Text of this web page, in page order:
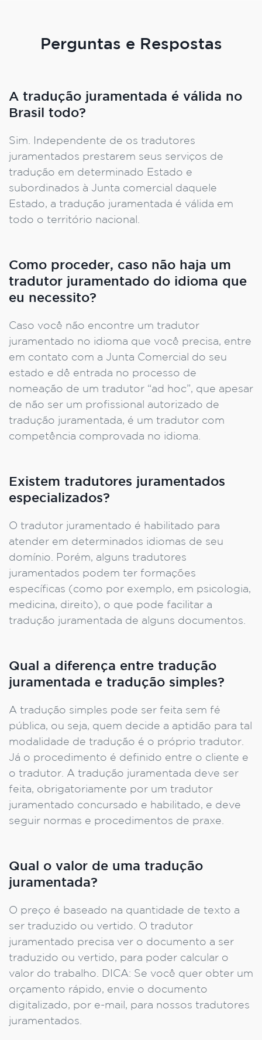
Perguntas e Respostas
A tradução juramentada é válida no
Brasil todo?
Sim. Independente de os tradutores
juramentados prestarem seus serviços de
tradução em determinado Estado e
subordinados à Junta comercial daquele
Estado, a tradução juramentada é válida em
todo o território nacional.
Como proceder, caso não haja um
tradutor juramentado do idioma que
eu necessito?
Caso você não encontre um tradutor
juramentado no idioma que você precisa, entre
em contato com a Junta Comercial do seu
estado e dê entrada no processo de
nomeação de um tradutor “ad hoc”, que apesar
de não ser um profissional autorizado de
tradução juramentada, é um tradutor com
competência comprovada no idioma.
Existem tradutores juramentados
especializados?
O tradutor juramentado é habilitado para
atender em determinados idiomas de seu
domínio. Porém, alguns tradutores
juramentados podem ter formações
específicas (como por exemplo, em psicologia,
medicina, direito), o que pode facilitar a
tradução juramentada de alguns documentos.
Qual a diferença entre tradução
juramentada e tradução simples?
A tradução simples pode ser feita sem fé
pública, ou seja, quem decide a aptidão para tal
modalidade de tradução é o próprio tradutor.
Já o procedimento é definido entre o cliente e
o tradutor. A tradução juramentada deve ser
feita, obrigatoriamente por um tradutor
juramentado concursado e habilitado, e deve
seguir normas e procedimentos de praxe.
Qual o valor de uma tradução
juramentada?
O preço é baseado na quantidade de texto a
ser traduzido ou vertido. O tradutor
juramentado precisa ver o documento a ser
traduzido ou vertido, para poder calcular o
valor do trabalho. DICA: Se você quer obter um
orçamento rápido, envie o documento
digitalizado, por e-mail, para nossos tradutores
juramentados.